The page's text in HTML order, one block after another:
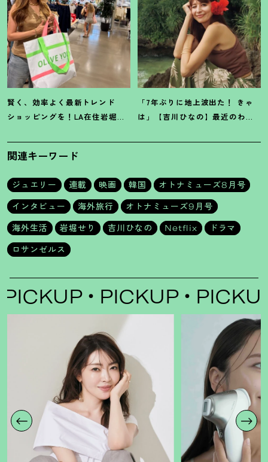
賢く、効率よく最新トレンド
ショッピングを ！ LA在住岩堀せ
選
「7年ぶりに地上波出た ！
きゃ
は」【吉川ひなの】最近のわた
関連キーワード
ジュエリー 連載 映画 韓国
オトナミューズ8月号
インタビュー
海外旅行
オトナミューズ9月号
海外生活
岩堀せり 吉川ひなの Netflix
ドラマ
ロサンゼルス
PICKUP PICKUP